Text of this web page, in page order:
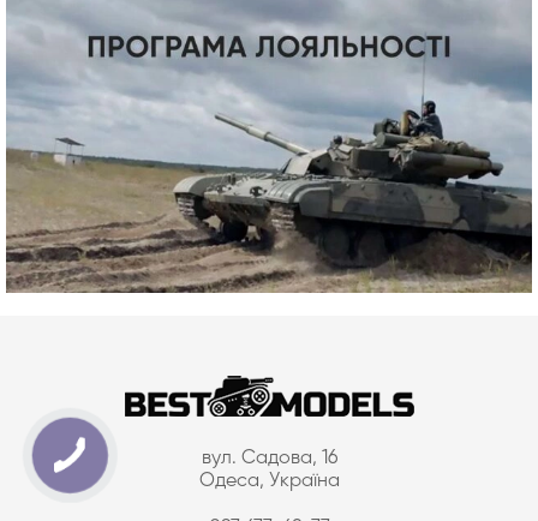
вул. Садова, 16
Одеса, Україна